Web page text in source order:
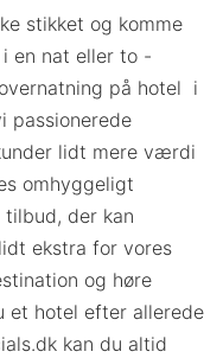
stikket og komme
en nat eller to -
på hotel i
passionerede
lidt mere værdi
omhyggeligt
der kan
ekstra for vores
og høre
et hotel efter allerede
kan du altid